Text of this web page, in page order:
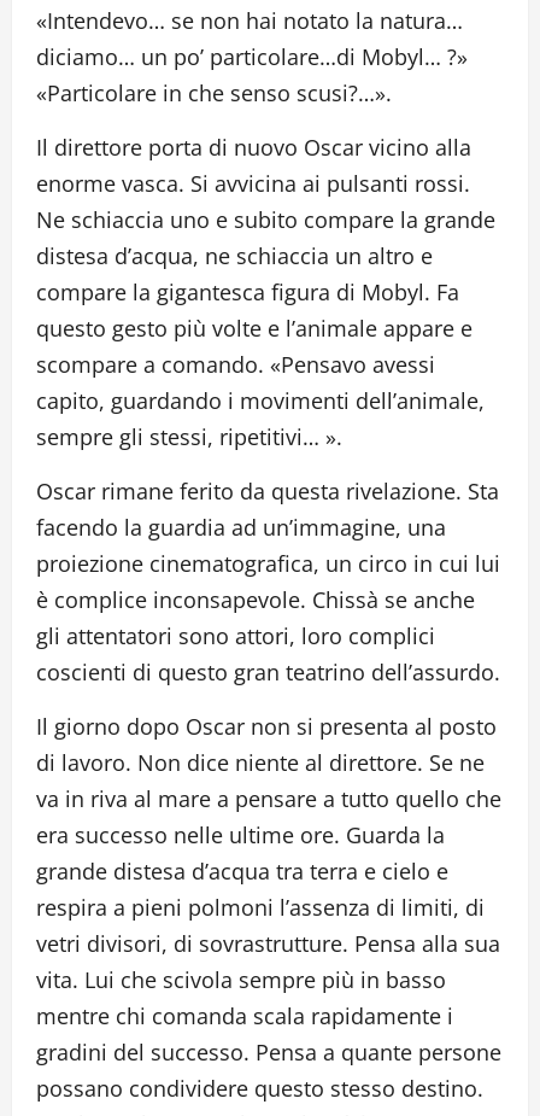
«Intendevo… se non hai notato la natura…
diciamo… un po’ particolare…di Mobyl… ?»
«Particolare in che senso scusi?…».
Il direttore porta di nuovo Oscar vicino alla
enorme vasca. Si avvicina ai pulsanti rossi.
Ne schiaccia uno e subito compare la grande
distesa d’acqua, ne schiaccia un altro e
compare la gigantesca figura di Mobyl. Fa
questo gesto più volte e l’animale appare e
scompare a comando. «Pensavo avessi
capito, guardando i movimenti dell’animale,
sempre gli stessi, ripetitivi… ».
Oscar rimane ferito da questa rivelazione. Sta
facendo la guardia ad un’immagine, una
proiezione cinematografica, un circo in cui lui
è complice inconsapevole. Chissà se anche
gli attentatori sono attori, loro complici
coscienti di questo gran teatrino dell’assurdo.
Il giorno dopo Oscar non si presenta al posto
di lavoro. Non dice niente al direttore. Se ne
va in riva al mare a pensare a tutto quello che
era successo nelle ultime ore. Guarda la
grande distesa d’acqua tra terra e cielo e
respira a pieni polmoni l’assenza di limiti, di
vetri divisori, di sovrastrutture. Pensa alla sua
vita. Lui che scivola sempre più in basso
mentre chi comanda scala rapidamente i
gradini del successo. Pensa a quante persone
possano condividere questo stesso destino.